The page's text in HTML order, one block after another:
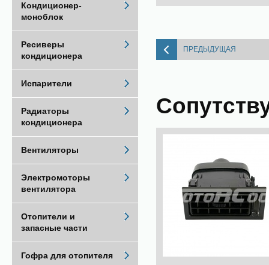
ПРЕДЫДУЩАЯ
Кондиционер-
моноблок
Ресиверы
кондиционера
Испарители
Радиаторы
кондиционера
Вентиляторы
Электромоторы
вентилятора
Отопители и
запасные части
Гофра для отопителя